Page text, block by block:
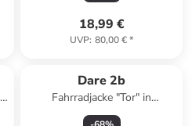
18,99 €
UVP: 80,00 €*
Dare 2b
Fahrradjacke "Tor" in
Neongelb